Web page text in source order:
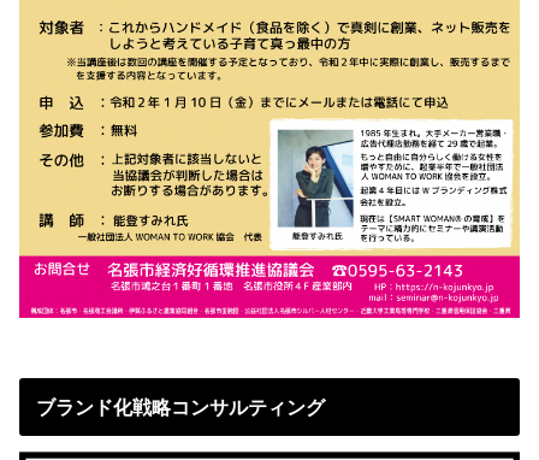
ブランド化戦略コンサルティング